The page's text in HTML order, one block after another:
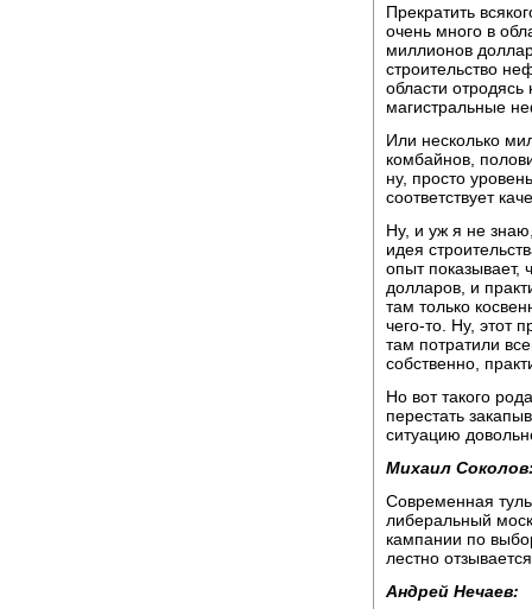
Прекратить
очень много в
миллионов
строительство
области
магистральные
Или несколько
комбайнов,
ну, просто
соответствует
Ну, и уж я не
идея
опыт показывает,
долларов, и
там только
чего-то. Ну, этот
там потратили
собственно,
Но вот такого
перестать
ситуацию
Михаил
Современная
либеральный
кампании по
лестно
Андрей Нечаев: